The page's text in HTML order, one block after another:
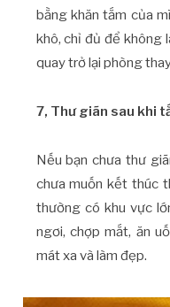
bằng khăn tắm của
khô, chỉ đủ để không
quay trở lại phòng
7, Thư giãn sau khi
Nếu bạn chưa thư
chưa muốn kết thúc
thường có khu vực
ngơi, chợp mắt, ăn
mát xa và làm đẹp.